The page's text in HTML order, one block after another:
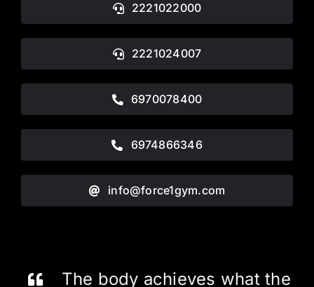
2221022000
2221024007
6970078400
6974866346
info@force1gym.com
The body achieves what the